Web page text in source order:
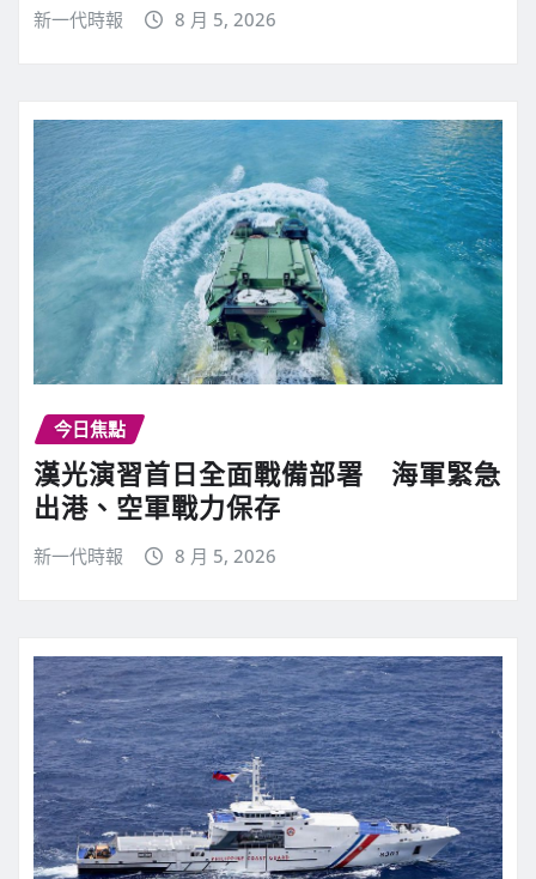
新一代時報 8 月 5, 2026
今日焦點
漢光演習首日全面戰備部署 海軍緊急
出港、空軍戰力保存
新一代時報 8 月 5, 2026